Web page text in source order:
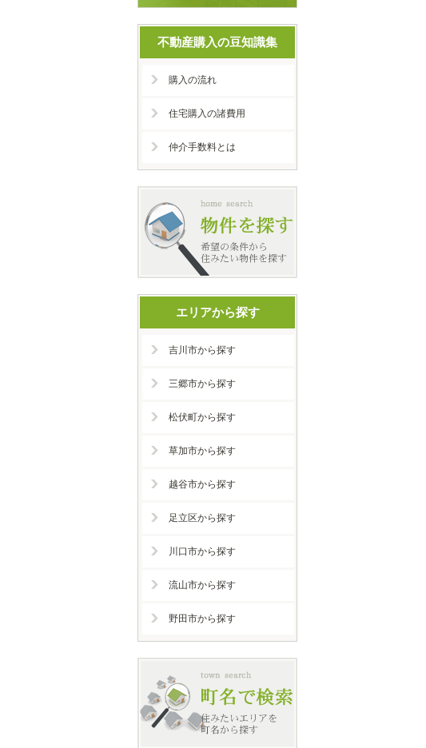
不動産購入の豆知識集
購入の流れ
住宅購入の諸費用
仲介手数料とは
エリアから探す
吉川市から探す
三郷市から探す
松伏町から探す
草加市から探す
越谷市から探す
足立区から探す
川口市から探す
流山市から探す
野田市から探す